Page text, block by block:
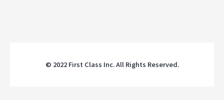
© 2022 First Class Inc. All Rights Reserved.